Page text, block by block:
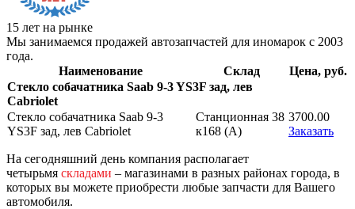
15 лет на рынке
Мы занимаемся продажей автозапчастей для иномарок с 2003
года.
Наименование
Склад
Цена, руб.
Стекло собачатника Saab 9-3 YS3F зад, лев
Cabriolet
Стекло собачатника Saab 9-3
YS3F зад, лев Cabriolet
Станционная 38
к168 (A)
3700.00
Заказать
На сегодняшний день компания располагает
четырьмя складами – магазинами в разных районах города, в
которых вы можете приобрести любые запчасти для Вашего
автомобиля.